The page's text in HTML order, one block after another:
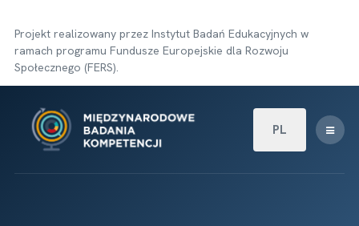
Projekt realizowany przez Instytut Badań Edukacyjnych w
ramach programu Fundusze Europejskie dla Rozwoju
Społecznego (FERS).
Wybierz swój język
PL